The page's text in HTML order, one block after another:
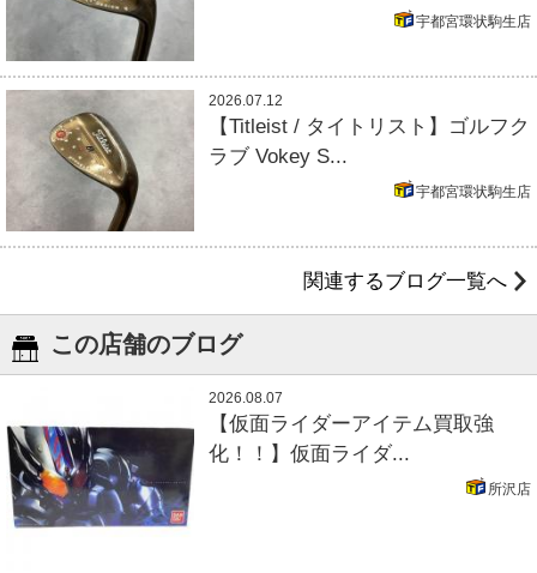
宇都宮環状駒生店
2026.07.12
【Titleist / タイトリスト】ゴルフク
ラブ Vokey S...
宇都宮環状駒生店
関連するブログ一覧へ
この店舗のブログ
2026.08.07
【仮面ライダーアイテム買取強
化！！】仮面ライダ...
所沢店